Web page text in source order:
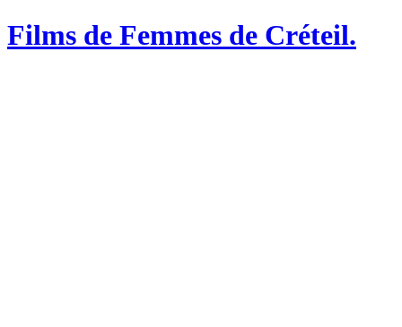
Films de Femmes de Créteil.